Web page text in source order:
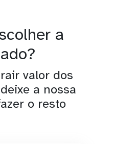
a
valor dos
a nossa
o resto